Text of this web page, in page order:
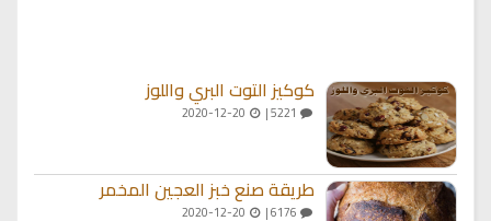
كوكيز التوت البري واللوز
طريقة صنع خبز العجين المخمر